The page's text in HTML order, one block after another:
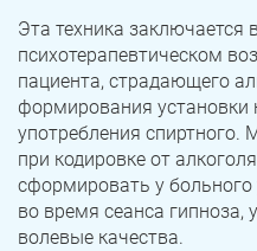
Эта техника заключается
психотерапевтическом
пациента, страдающего
формирования установки
употребления спиртного.
при кодировке от
сформировать у
во время сеанса гипноза,
волевые качества.
Я ознакомлен и
Я ознакомлен и
Я ознакомлен и
Локомотивный
Зауральский
Катав-Ивановск
Пласт
Я ознакомлен и